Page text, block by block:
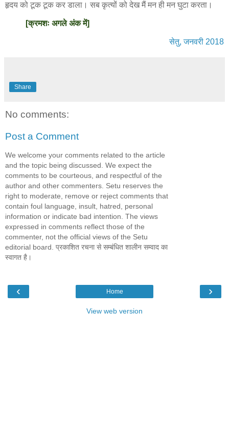
हृदय को टूक टूक कर डाला। सब कृत्यों को देख मैं मन ही मन घुटा करता।
[क्रमशः अगले अंक में]
सेतु, जनवरी 2018
Share
No comments:
Post a Comment
We welcome your comments related to the article
and the topic being discussed. We expect the
comments to be courteous, and respectful of the
author and other commenters. Setu reserves the
right to moderate, remove or reject comments that
contain foul language, insult, hatred, personal
information or indicate bad intention. The views
expressed in comments reflect those of the
commenter, not the official views of the Setu
editorial board. प्रकाशित रचना से सम्बंधित शालीन सम्वाद का
स्वागत है।
‹ ›
Home
View web version